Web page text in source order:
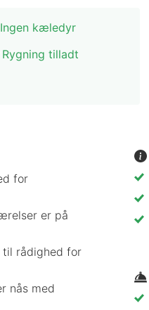
Ingen kæledyr
Rygning tilladt